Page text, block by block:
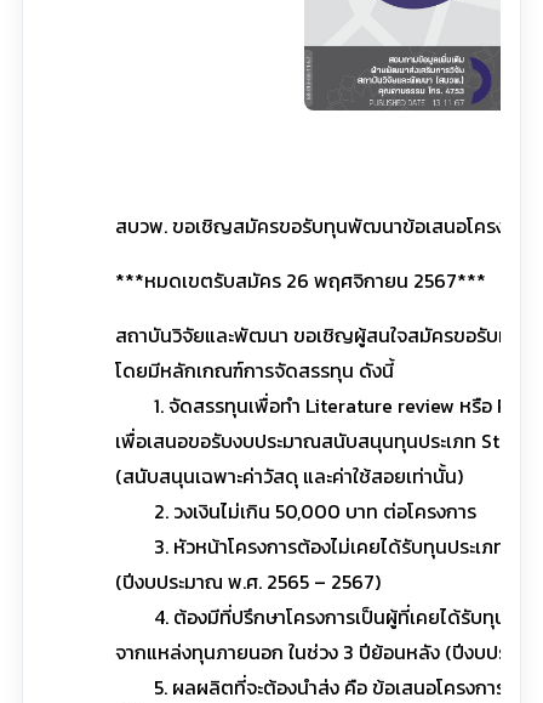
สบวพ. ขอเชิญสมัครขอรับทุนพัฒนาข้อเสนอโครงการ
***หมดเขตรับสมัคร 26 พฤศจิกายน 2567***
สถาบันวิจัยและพัฒนา ขอเชิญผู้สนใจสมัครขอรับทุนพั
โดยมีหลักเกณฑ์การจัดสรรทุน ดังนี้
1. จัดสรรทุนเพื่อทำ Literature review หรือ
เพื่อเสนอขอรับงบประมาณสนับสนุนทุนประเภท
(สนับสนุนเฉพาะค่าวัสดุ และค่าใช้สอยเท่านั้น)
2. วงเงินไม่เกิน 50,000 บาท ต่อโครงการ
3. หัวหน้าโครงการต้องไม่เคยได้รับทุนประเภท
(ปีงบประมาณ พ.ศ. 2565 – 2567)
4. ต้องมีที่ปรึกษาโครงการเป็นผู้ที่เคยได้รับทุนประ
จากแหล่งทุนภายนอก ในช่วง 3 ปีย้อนหลัง (ปีงบประม
5. ผลผลิตที่จะต้องนำส่ง คือ ข้อเสนอโครงการวิจัย